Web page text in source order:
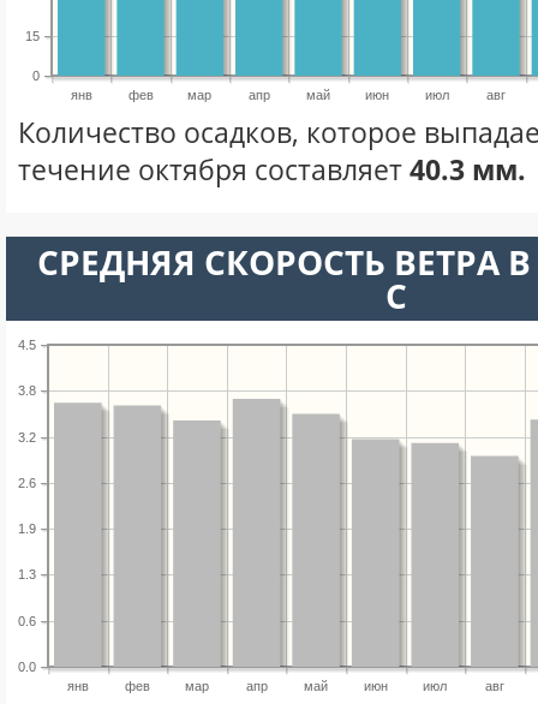
янв фев мар апр май июн июл авг
0
15
Количество осадков, которое
течение октября составляет40.3 мм.
СРЕДНЯЯ СКОРОСТЬ ВЕТРА
С
янв фев мар апр май июн июл авг
0.0
0.6
1.3
1.9
2.6
3.2
3.8
4.5